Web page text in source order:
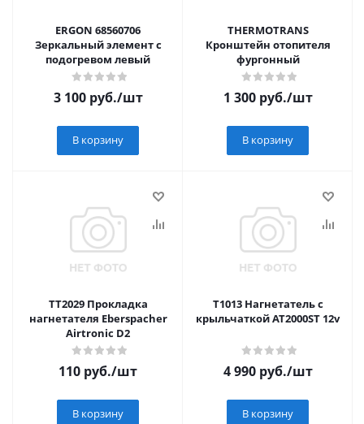
ERGON 68560706
Зеркальный элемент с
подогревом левый
3 100руб./шт
В корзину
THERMOTRANS
Кронштейн отопителя
фургонный
1 300руб./шт
В корзину
TT2029 Прокладка
нагнетателя Eberspacher
Airtronic D2
110 руб./шт
В корзину
T1013 Нагнетатель с
крыльчаткой AT2000ST 12v
4 990руб./шт
В корзину